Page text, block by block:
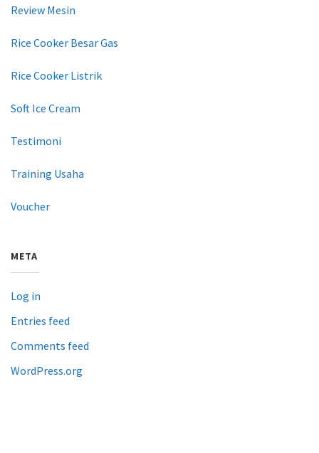
Review Mesin
Rice Cooker Besar Gas
Rice Cooker Listrik
Soft Ice Cream
Testimoni
Training Usaha
Voucher
META
Log in
Entries feed
Comments feed
WordPress.org